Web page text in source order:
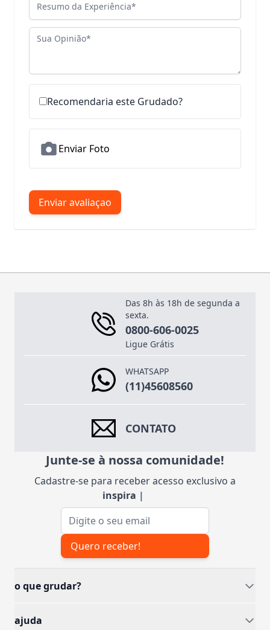
Sua Opinião
Recomendaria este Grudado?
Enviar Foto
Enviar avaliaçao
Das 8h às 18h de segunda a
sexta.
0800-606-0025
Ligue Grátis
WHATSAPP
(11)45608560
CONTATO
Junte-se à nossa comunidade!
Cadastre-se para receber acesso exclusivo a
inspiraçõe
Endereço de e-mail
Quero receber!
o que grudar?
ajuda